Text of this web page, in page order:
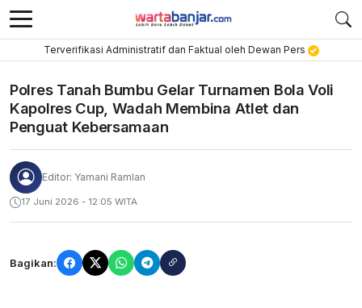
Terverifikasi Administratif dan Faktual oleh Dewan Pers
Polres Tanah Bumbu Gelar Turnamen Bola Voli
Kapolres Cup, Wadah Membina Atlet dan
Penguat Kebersamaan
Editor: Yamani Ramlan
17 Juni 2026 - 12:05 WITA
Bagikan: